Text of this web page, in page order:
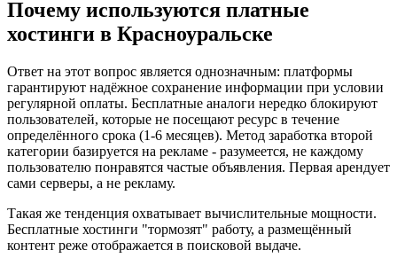
Почему используются платные
хостинги в Красноуральске
Ответ на этот вопрос является однозначным: платформы
гарантируют надёжное сохранение информации при условии
регулярной оплаты. Бесплатные аналоги нередко блокируют
пользователей, которые не посещают ресурс в течение
определённого срока (1-6 месяцев). Метод заработка второй
категории базируется на рекламе - разумеется, не каждому
пользователю понравятся частые объявления. Первая арендует
сами серверы, а не рекламу.
Такая же тенденция охватывает вычислительные мощности.
Бесплатные хостинги "тормозят" работу, а размещённый
контент реже отображается в поисковой выдаче.